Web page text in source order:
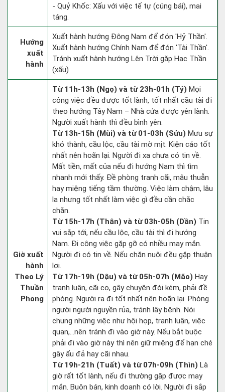
- Quỷ Khốc: Xấu với việc tế tự (cúng bái), mai
táng.
Hướng
xuất
hành
Xuất hành hướng Đông Nam để đón 'Hỷ Thần'.
Xuất hành hướng Chính Nam để đón 'Tài Thần'.
Tránh xuất hành hướng Lên Trời gặp Hạc Thần
(xấu)
Giờ xuất
hành
Theo Lý
Thuần
Phong
Từ 11h-13h (Ngọ) và từ 23h-01h (Tý) Mọi
công việc đều được tốt lành, tốt nhất cầu tài đi
theo hướng Tây Nam – Nhà cửa được yên lành.
Người xuất hành thì đều bình yên.
Từ 13h-15h (Mùi) và từ 01-03h (Sửu) Mưu sự
khó thành, cầu lộc, cầu tài mờ mịt. Kiện cáo tốt
nhất nên hoãn lại. Người đi xa chưa có tin về.
Mất tiền, mất của nếu đi hướng Nam thì tìm
nhanh mới thấy. Đề phòng tranh cãi, mâu thuẫn
hay miệng tiếng tầm thường. Việc làm chậm, lâu
la nhưng tốt nhất làm việc gì đều cần chắc
chắn.
Từ 15h-17h (Thân) và từ 03h-05h (Dần) Tin
vui sắp tới, nếu cầu lộc, cầu tài thì đi hướng
Nam. Đi công việc gặp gỡ có nhiều may mắn.
Người đi có tin về. Nếu chăn nuôi đều gặp thuận
lợi.
Từ 17h-19h (Dậu) và từ 05h-07h (Mão) Hay
tranh luận, cãi cọ, gây chuyện đói kém, phải đề
phòng. Người ra đi tốt nhất nên hoãn lại. Phòng
người người nguyền rủa, tránh lây bệnh. Nói
chung những việc như hội họp, tranh luận, việc
quan,…nên tránh đi vào giờ này. Nếu bắt buộc
phải đi vào giờ này thì nên giữ miệng để hạn ché
gây ẩu đả hay cãi nhau.
Từ 19h-21h (Tuất) và từ 07h-09h (Thìn) Là
giờ rất tốt lành, nếu đi thường gặp được may
mắn. Buôn bán, kinh doanh có lời. Người đi sắp